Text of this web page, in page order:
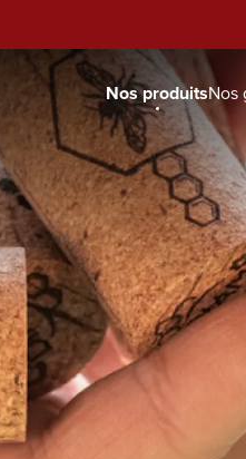
Nos produitsNos